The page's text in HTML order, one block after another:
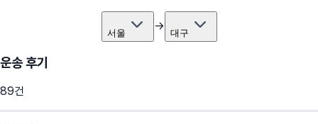
서울 → 대구
운송 후기
89건